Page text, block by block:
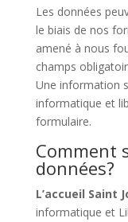
Les données
le biais de nos
amené à nous
champs
Une information
informatique et
formulaire.
Comment
données?
L’accueil Saint
informatique et